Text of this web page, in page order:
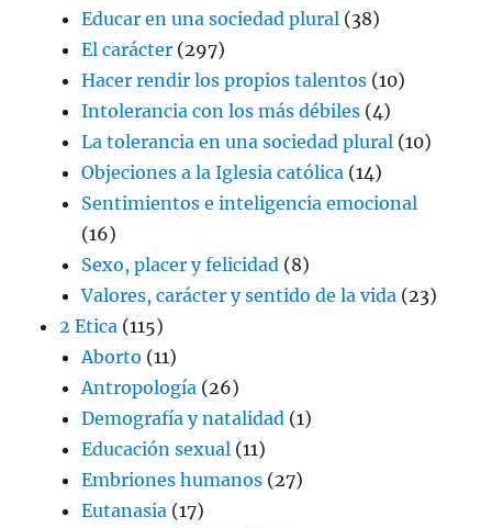
Educar en una sociedad plural (38)
El carácter (297)
Hacer rendir los propios talentos (10)
Intolerancia con los más débiles (4)
La tolerancia en una sociedad plural (10)
Objeciones a la Iglesia católica (14)
Sentimientos e inteligencia emocional
(16)
Sexo, placer y felicidad (8)
Valores, carácter y sentido de la vida (23)
2 Etica (115)
Aborto (11)
Antropología (26)
Demografía y natalidad (1)
Educación sexual (11)
Embriones humanos (27)
Eutanasia (17)